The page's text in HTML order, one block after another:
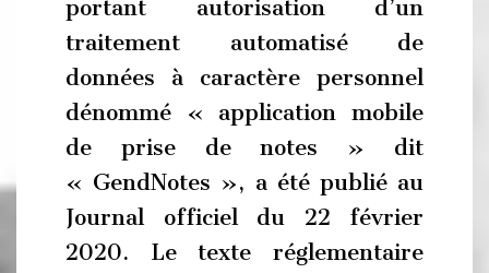
portant autorisation d’un
traitement automatisé de
données à caractère personnel
dénommé « application mobile
de prise de notes » dit
« GendNotes », a été publié au
Journal officiel du 22 février
2020. Le texte réglementaire